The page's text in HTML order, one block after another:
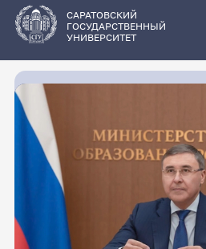
основному
содержанию
САРАТОВСКИЙ
ГОСУДАРСТВЕННЫЙ
УНИВЕРСИТЕТ